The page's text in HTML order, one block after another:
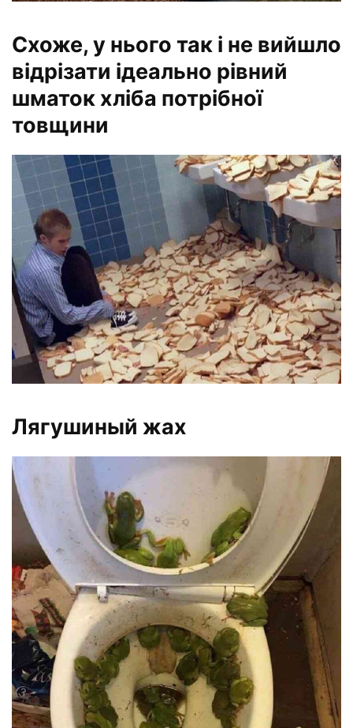
Схоже, у нього так і не вийшло
відрізати ідеально рівний
шматок хліба потрібної
товщини
Лягушиный жах